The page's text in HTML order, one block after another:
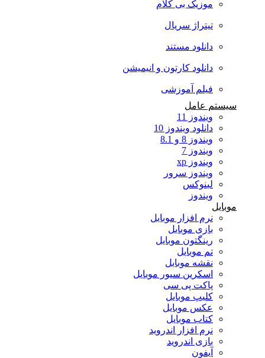
موزیک بی کلام
تیتراژ سریال
دانلود مستند
دانلود کارتون و انیمیشن
فیلم آموزشی
سیستم عامل
ویندوز 11
دانلود ویندوز 10
ویندوز 8 و 8.1
ویندوز 7
ویندوز xp
ویندوز سرور
لینوکس
ویندوز
موبایل
نرم افزار موبایل
بازی موبایل
رینگتون موبایل
تم موبایل
نقشه موبایل
اسکرین سیور موبایل
پاکت پی سی
کلیپ موبایل
عکس موبایل
کتاب موبایل
نرم افزار اندروید
بازی اندروید
آیفون